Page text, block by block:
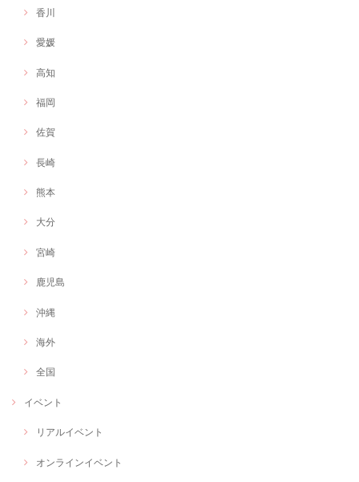
香川
愛媛
高知
福岡
佐賀
長崎
熊本
大分
宮崎
鹿児島
沖縄
海外
全国
イベント
リアルイベント
オンラインイベント